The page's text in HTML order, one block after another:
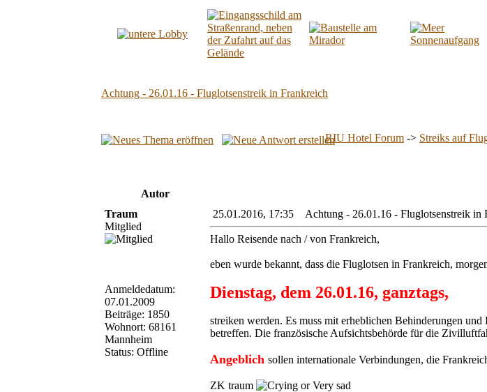
Achtung - 26.01.16 - Fluglotsenstreik in Frankreich
RIU Hotel Forum -> Streiks auf
Autor
Traum
Mitglied
Anmeldedatum:
07.01.2009
Beiträge: 1850
Wohnort: 68161
Mannheim
Status: Offline
25.01.2016, 17:35 Achtung - 26.01.16 - Fluglotsenstreik in
Hallo Reisende nach / von Frankreich,
eben wurde bekannt, dass die Fluglotsen in Frankreich,
Dienstag, dem 26.01.16, ganztags,
streiken werden. Es muss mit erheblichen Behinderungen
betreffen. Die französische Aufsichtsbehörde für die
Angeblich sollen internationale Verbindungen, die
ZK traum